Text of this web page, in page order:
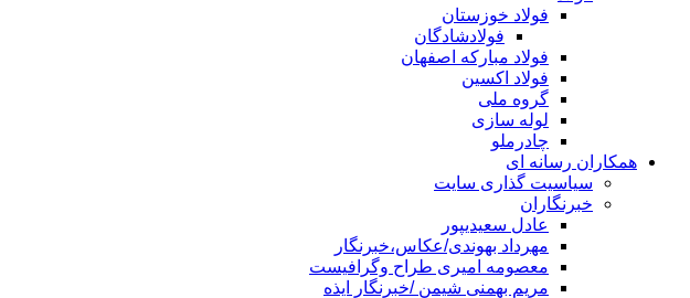
فولاد خوزستان
فولادشادگان
فولاد مبارکه اصفهان
فولاد اکسین
گروه ملی
لوله سازی
چادرملو
همکاران رسانه ای
سیاسیت گذاری سایت
خبرنگاران
عادل سعیدیپور
مهرداد بهوندی/عکاس،خبرنگار
معصومه امیری طراح وگرافیست
مریم بهمنی شیمن /خبرنگار ایذه